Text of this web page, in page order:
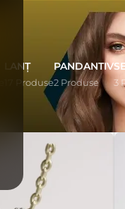
LANȚ
17 Produse
PANDANTIV
2 Produse 3
12 18 24